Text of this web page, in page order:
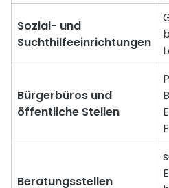
Sozial- und
Suchthilfeeinrichtungen
Bürgerbüros und
öffentliche Stellen
Beratungsstellen